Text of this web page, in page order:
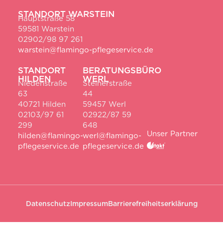
STANDORT WARSTEIN
Hauptstraße 58
59581 Warstein
02902/98 97 261
warstein@flamingo-pflegeservice.de
STANDORT
HILDEN
Niedenstraße
63
40721 Hilden
02103/97 61
299
hilden@flamingo-
pflegeservice.de
BERATUNGSBÜRO
WERL
Steinerstraße
44
59457 Werl
02922/87 59
648
werl@flamingo-
pflegeservice.de
Unser Partner
DatenschutzImpressumBarrierefreiheitserklärung